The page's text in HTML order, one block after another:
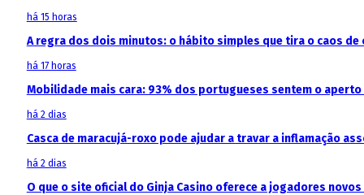
há 15 horas
A regra dos dois minutos: o hábito simples que tira o caos de
há 17 horas
Mobilidade mais cara: 93% dos portugueses sentem o
há 2 dias
Casca de maracujá-roxo pode ajudar a travar a inflamação
há 2 dias
O que o site oficial do Ginja Casino oferece a jogadores